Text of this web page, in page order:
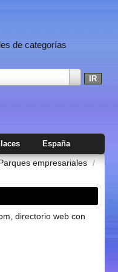
de categorías
España
empresariales /
directorio web con